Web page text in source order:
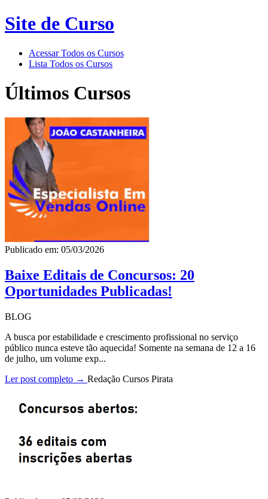
Site de Curso
Acessar Todos os Cursos
Lista Todos os Cursos
Últimos Cursos
Publicado em: 05/03/2026
Baixe Editais de Concursos: 20
Oportunidades Publicadas!
BLOG
A busca por estabilidade e crescimento profissional no serviço
público nunca esteve tão aquecida! Somente na semana de 12 a 16
de julho, um volume exp...
Ler post completo → Redação Cursos Pirata